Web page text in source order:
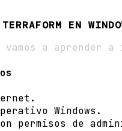
EN
a aprender a
Windows.
permisos de